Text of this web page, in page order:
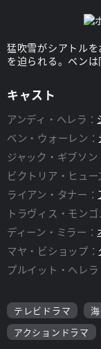
猛吹雪がシアトル
を迫られる。ベンは
キャスト
アンディ・ヘレラ：
ベン・ウォーレン：
ジャック・ギブソン
ビクトリア・ヒュー
ライアン・タナー：
トラヴィス・モンゴ
ディーン・ミラー：
マヤ・ビショップ：
プルイット・ヘレラ
テレビドラマ
アクションドラマ